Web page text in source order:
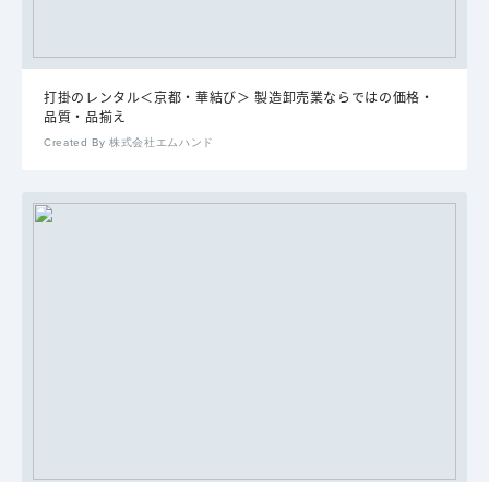
打掛のレンタル＜京都・華結び＞ 製造卸売業ならではの価格・
品質・品揃え
Created By 株式会社エムハンド